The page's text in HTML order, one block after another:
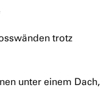
trotz
unter einem Dach,